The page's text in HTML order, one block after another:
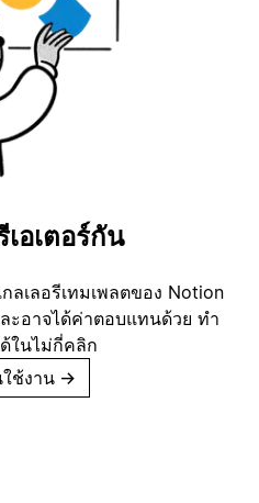
อเตอร์กัน
ลเลอรีเทมเพลตของ Notion
ะอาจได้ค่าตอบแทนด้วย ทำ
ในไม่กี่คลิก
ช้งาน →